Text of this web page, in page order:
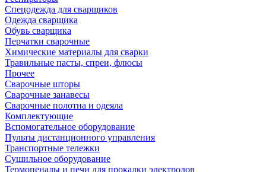
Спецодежда для сварщиков
Одежда сварщика
Обувь сварщика
Перчатки сварочные
Химические материалы для сварки
Травильные пасты, спреи, флюсы
Прочее
Сварочные шторы
Сварочные занавесы
Сварочные полотна и одеяла
Комплектующие
Вспомогательное оборудование
Пульты дистанционного управления
Транспортные тележки
Сушильное оборудование
Термопеналы и печи для прокалки электродов